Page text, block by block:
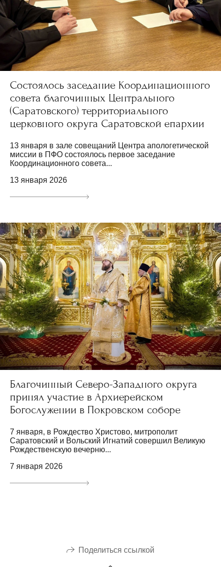
Состоялось заседание Координационного
совета благочинных Центрального
(Саратовского) территориального
церковного округа Саратовской епархии
13 января в зале совещаний Центра апологетической
миссии в ПФО состоялось первое заседание
Координационного совета...
13 января 2026
Благочинный Северо-Западного округа
принял участие в Архиерейском
Богослужении в Покровском соборе
7 января, в Рождество Христово, митрополит
Саратовский и Вольский Игнатий совершил Великую
Рождественскую вечерню...
7 января 2026
Поделиться ссылкой